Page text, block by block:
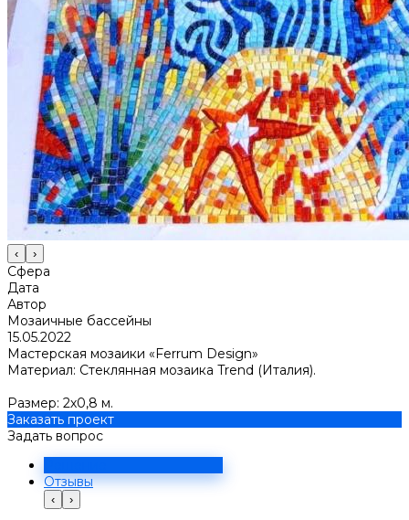
‹ ›
Сфера
Дата
Автор
Мозаичные бассейны
15.05.2022
Мастерская мозаики «Ferrum Design»
Материал: Стеклянная мозаика Trend (Италия).
Размер: 2х0,8 м.
Заказать проект
Задать вопрос
Отзывы
‹ ›